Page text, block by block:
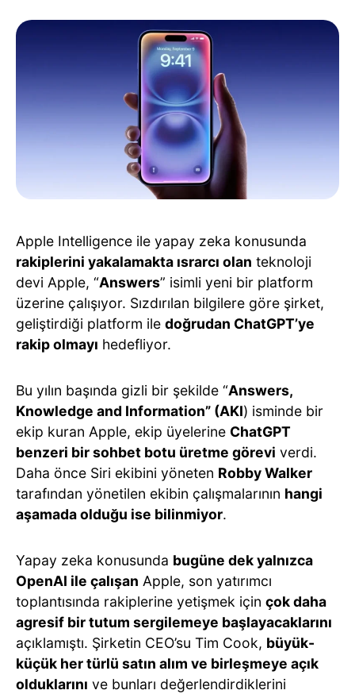
Apple Intelligence ile yapay zeka konusunda
rakiplerini yakalamakta ısrarcı olan teknoloji
devi Apple, “Answers” isimli yeni bir platform
üzerine çalışıyor. Sızdırılan bilgilere göre şirket,
geliştirdiği platform ile doğrudan ChatGPT’ye
rakip olmayı hedefliyor.
Bu yılın başında gizli bir şekilde “Answers,
Knowledge and Information” (AKI) isminde bir
ekip kuran Apple, ekip üyelerine ChatGPT
benzeri bir sohbet botu üretme görevi verdi.
Daha önce Siri ekibini yöneten Robby Walker
tarafından yönetilen ekibin çalışmalarının hangi
aşamada olduğu ise bilinmiyor.
Yapay zeka konusunda bugüne dek yalnızca
OpenAI ile çalışan Apple, son yatırımcı
toplantısında rakiplerine yetişmek için çok daha
agresif bir tutum sergilemeye başlayacaklarını
açıklamıştı. Şirketin CEO’su Tim Cook, büyük-
küçük her türlü satın alım ve birleşmeye açık
olduklarını ve bunları değerlendirdiklerini